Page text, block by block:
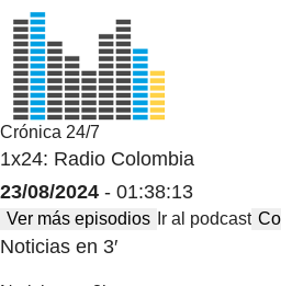
Crónica 24/7
1x24: Radio Colombia
23/08/2024 - 01:38:13
Ver más episodios Ir al podcast
Noticias en 3′